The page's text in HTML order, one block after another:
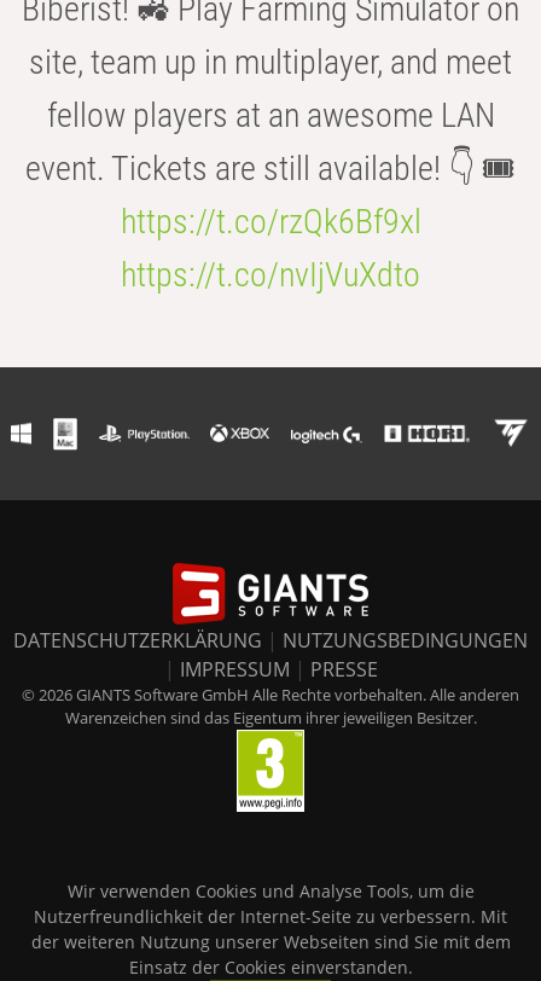
Biberist! 🚜 Play Farming Simulator on
site, team up in multiplayer, and meet
fellow players at an awesome LAN
event. Tickets are still available! 👇 🎟️
https://t.co/rzQk6Bf9xl
https://t.co/nvIjVuXdto
DATENSCHUTZERKLÄRUNG | NUTZUNGSBEDINGUNGEN
| IMPRESSUM | PRESSE
© 2026 GIANTS Software GmbH Alle Rechte vorbehalten. Alle anderen
Warenzeichen sind das Eigentum ihrer jeweiligen Besitzer.
Wir verwenden Cookies und Analyse Tools, um die
Nutzerfreundlichkeit der Internet-Seite zu verbessern. Mit
der weiteren Nutzung unserer Webseiten sind Sie mit dem
Einsatz der Cookies einverstanden.